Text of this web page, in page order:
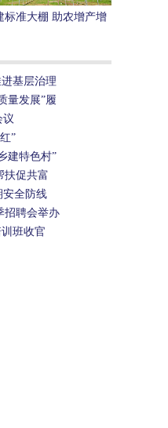
标准大棚 助农增产增
基层治理
开
量发展”履
议
”
建特色村”
扶促共富
安全防线
招聘会举办
班收官